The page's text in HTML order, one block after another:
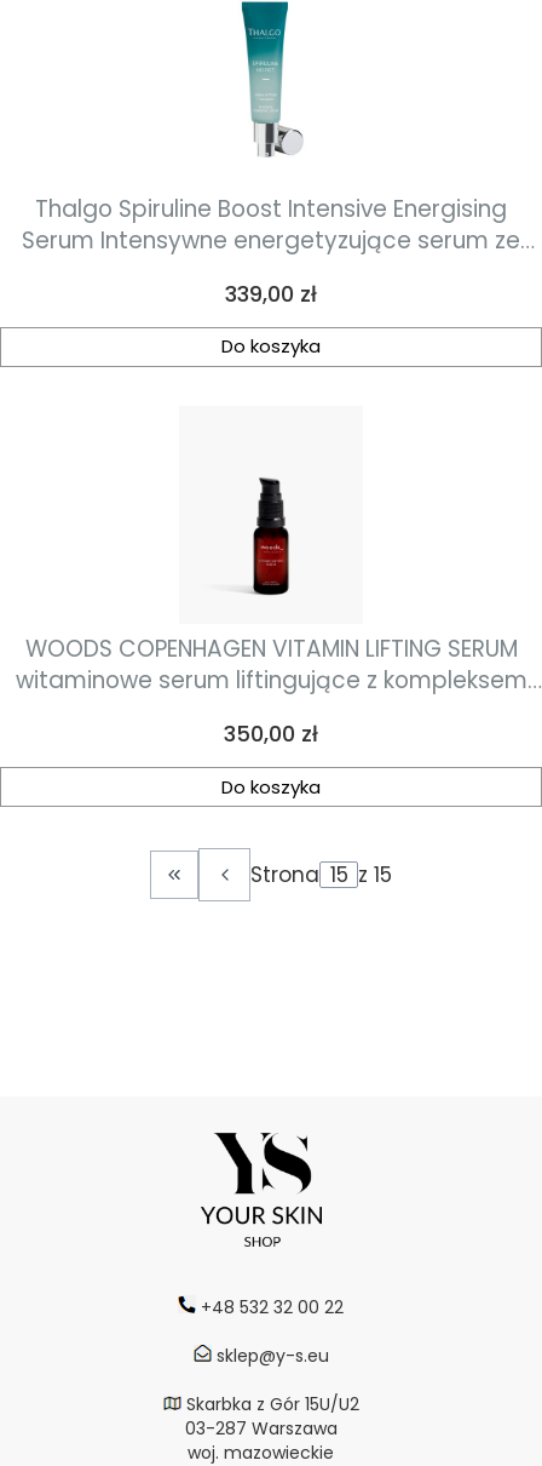
Thalgo Spiruline Boost Intensive Energising
Serum Intensywne energetyzujące serum ze
Cena
339,00 zł
Do koszyka
WOODS COPENHAGEN VITAMIN LIFTING SERUM
witaminowe serum liftingujące z kompleksem
Cena
350,00 zł
Do koszyka
Wróć do pierwszej strony z produktami
Strona z 15
+48 532 32 00 22
sklep@y-s.eu
Skarbka z Gór 15U/U2
03-287 Warszawa
woj. mazowieckie